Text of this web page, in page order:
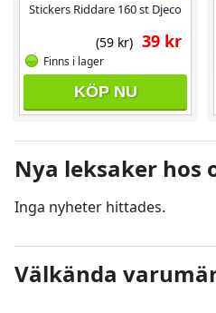
Stickers Riddare 160 st Djeco
39 kr
(59 kr)
Finns i lager
KÖP NU
Nya leksaker hos
Inga nyheter hittades.
Välkända